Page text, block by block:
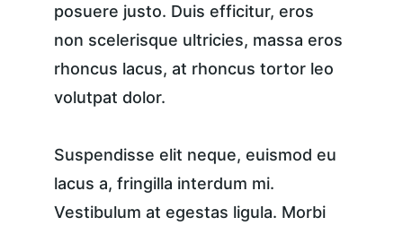
posuere justo. Duis efficitur, eros
non scelerisque ultricies, massa eros
rhoncus lacus, at rhoncus tortor leo
volutpat dolor.
Suspendisse elit neque, euismod eu
lacus a, fringilla interdum mi.
Vestibulum at egestas ligula. Morbi